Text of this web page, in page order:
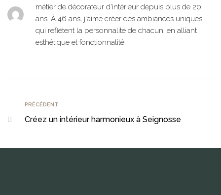
métier de décorateur d'intérieur depuis plus de 20
ans. À 46 ans, j'aime créer des ambiances uniques
qui reflètent la personnalité de chacun, en alliant
esthétique et fonctionnalité.
PRÉCÉDENT
Créez un intérieur harmonieux à Seignosse